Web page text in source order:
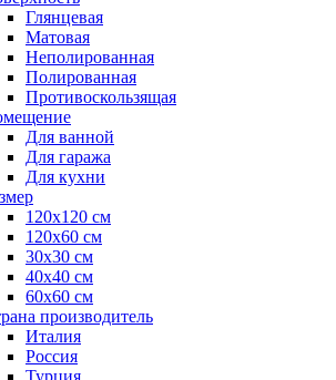
Глянцевая
Матовая
Неполированная
Полированная
Противоскользящая
Для ванной
Для гаража
Для кухни
120x120 см
120x60 см
30x30 см
40x40 см
60x60 см
производитель
Италия
Россия
Турция